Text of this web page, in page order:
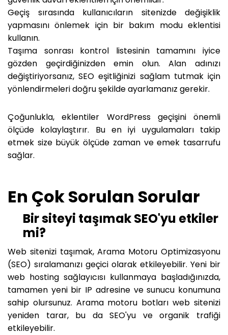
Geçiş sırasında kullanıcıların sitenizde değişiklik
yapmasını önlemek için bir bakım modu eklentisi
kullanın.
Taşıma sonrası kontrol listesinin tamamını iyice
gözden geçirdiğinizden emin olun. Alan adınızı
değiştiriyorsanız, SEO eşitliğinizi sağlam tutmak için
yönlendirmeleri doğru şekilde ayarlamanız gerekir.
Çoğunlukla, eklentiler WordPress geçişini önemli
ölçüde kolaylaştırır. Bu en iyi uygulamaları takip
etmek size büyük ölçüde zaman ve emek tasarrufu
sağlar.
En Çok Sorulan Sorular
Bir siteyi taşımak SEO'yu etkiler
mi?
Web sitenizi taşımak, Arama Motoru Optimizasyonu
(SEO) sıralamanızı geçici olarak etkileyebilir. Yeni bir
web hosting sağlayıcısı kullanmaya başladığınızda,
tamamen yeni bir IP adresine ve sunucu konumuna
sahip olursunuz. Arama motoru botları web sitenizi
yeniden tarar, bu da SEO'yu ve organik trafiği
etkileyebilir.